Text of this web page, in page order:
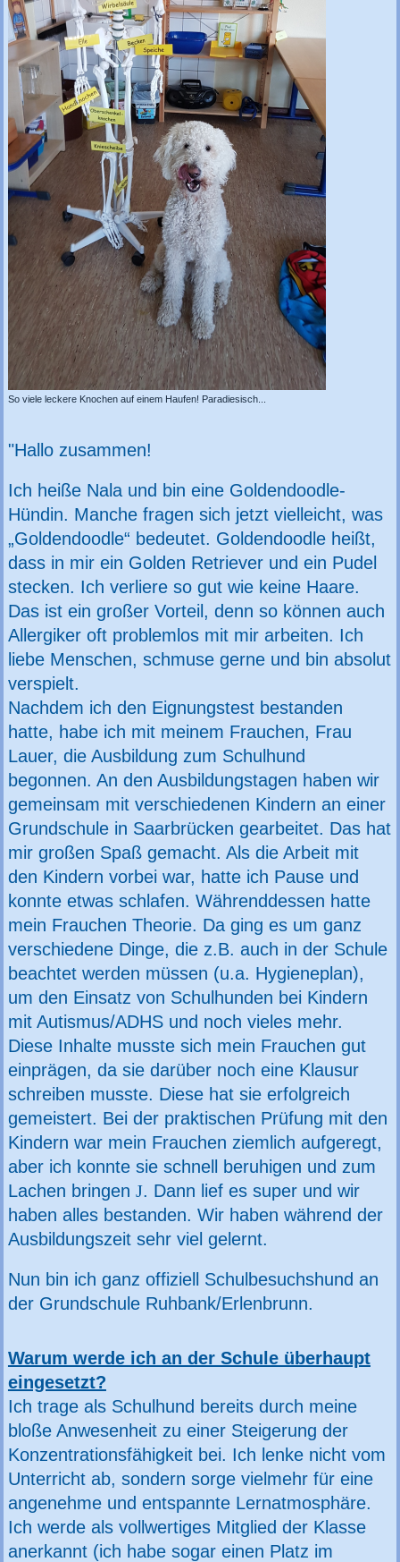
So viele leckere Knochen auf einem Haufen! Paradiesisch...
"Hallo zusammen!
Ich heiße Nala und bin eine Goldendoodle-
Hündin. Manche fragen sich jetzt vielleicht, was
„Goldendoodle“ bedeutet. Goldendoodle heißt,
dass in mir ein Golden Retriever und ein Pudel
stecken. Ich verliere so gut wie keine Haare.
Das ist ein großer Vorteil, denn so können auch
Allergiker oft problemlos mit mir arbeiten. Ich
liebe Menschen, schmuse gerne und bin absolut
verspielt.
Nachdem ich den Eignungstest bestanden
hatte, habe ich mit meinem Frauchen, Frau
Lauer, die Ausbildung zum Schulhund
begonnen. An den Ausbildungstagen haben wir
gemeinsam mit verschiedenen Kindern an einer
Grundschule in Saarbrücken gearbeitet. Das hat
mir großen Spaß gemacht. Als die Arbeit mit
den Kindern vorbei war, hatte ich Pause und
konnte etwas schlafen. Währenddessen hatte
mein Frauchen Theorie. Da ging es um ganz
verschiedene Dinge, die z.B. auch in der Schule
beachtet werden müssen (u.a. Hygieneplan),
um den Einsatz von Schulhunden bei Kindern
mit Autismus/ADHS und noch vieles mehr.
Diese Inhalte musste sich mein Frauchen gut
einprägen, da sie darüber noch eine Klausur
schreiben musste. Diese hat sie erfolgreich
gemeistert. Bei der praktischen Prüfung mit den
Kindern war mein Frauchen ziemlich aufgeregt,
aber ich konnte sie schnell beruhigen und zum
Lachen bringen J. Dann lief es super und wir
haben alles bestanden. Wir haben während der
Ausbildungszeit sehr viel gelernt.
Nun bin ich ganz offiziell Schulbesuchshund an
der Grundschule Ruhbank/Erlenbrunn.
Warum werde ich an der Schule überhaupt
eingesetzt?
Ich trage als Schulhund bereits durch meine
bloße Anwesenheit zu einer Steigerung der
Konzentrationsfähigkeit bei. Ich lenke nicht vom
Unterricht ab, sondern sorge vielmehr für eine
angenehme und entspannte Lernatmosphäre.
Ich werde als vollwertiges Mitglied der Klasse
anerkannt (ich habe sogar einen Platz im